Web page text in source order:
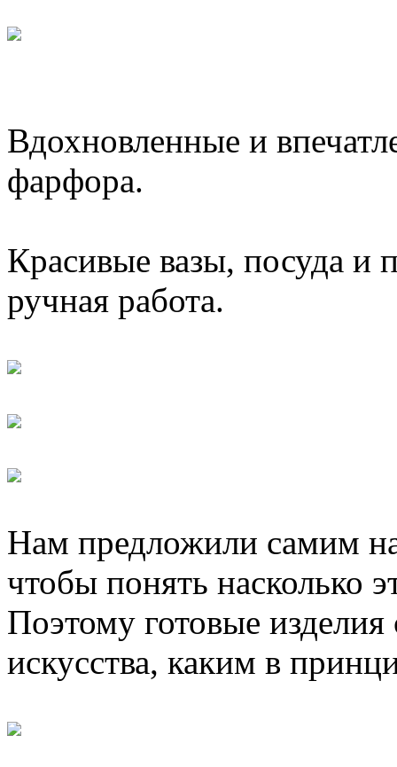
Вдохновленные и
фарфора.
Красивые вазы, посуда и
ручная работа.
Нам предложили самим
чтобы понять насколько
Поэтому готовые изделия
искусства, каким в